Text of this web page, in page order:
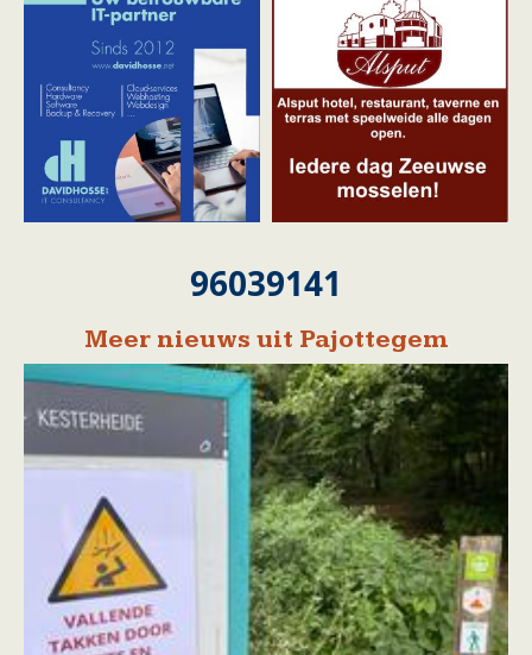
96039141
Meer nieuws uit Pajottegem